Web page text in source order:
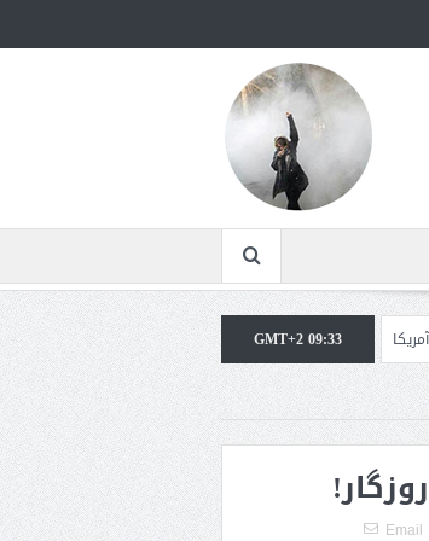
شد
تحلیلگر سعودی: این توافق‌نامه پیامی بازدارنده در
GMT+2 09:33
Email